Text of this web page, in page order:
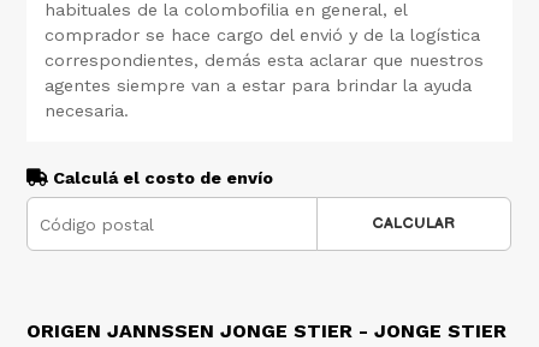
habituales de la colombofilia en general, el
comprador se hace cargo del envió y de la logística
correspondientes, demás esta aclarar que nuestros
agentes siempre van a estar para brindar la ayuda
necesaria.
Calculá el costo de envío
CALCULAR
ORIGEN JANNSSEN JONGE STIER - JONGE STIER